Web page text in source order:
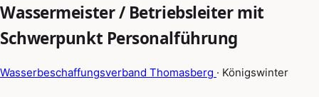
Wassermeister / Betriebsleiter mit
Schwerpunkt Personalführung
Wasserbeschaffungsverband Thomasberg · Königswinter